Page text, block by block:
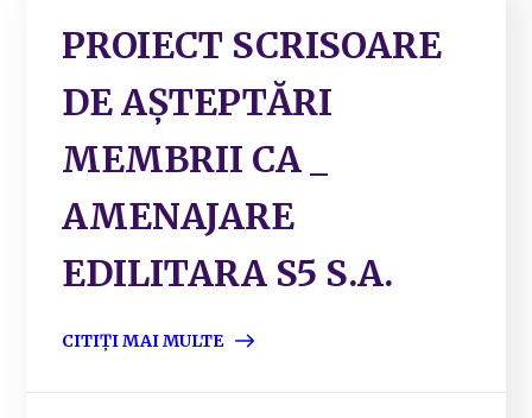
PROIECT SCRISOARE
DE AȘTEPTĂRI
MEMBRII CA _
AMENAJARE
EDILITARA S5 S.A.
CITIȚI MAI MULTE